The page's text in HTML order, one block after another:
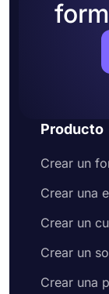
Producto
Crear un
Crear una
Crear un
Crear un
Crear una